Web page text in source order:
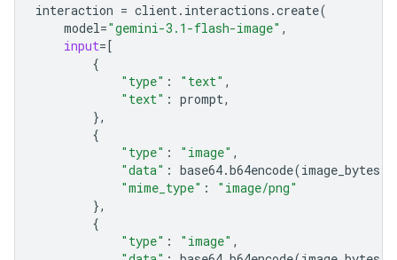
interaction = client . interactions .create(
model="gemini-3.1-flash-image" ,
input=[
{
"type" : "text" ,
"text" : prompt,
},
{
"type" : "image" ,
"data" : base64.b64encode(image_bytes
"mime_type" :
"image/png"
},
{
"type" : "image" ,